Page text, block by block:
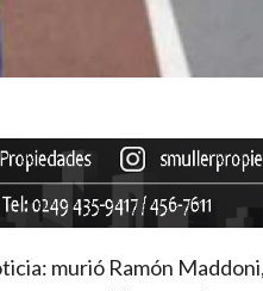
murió Ramón